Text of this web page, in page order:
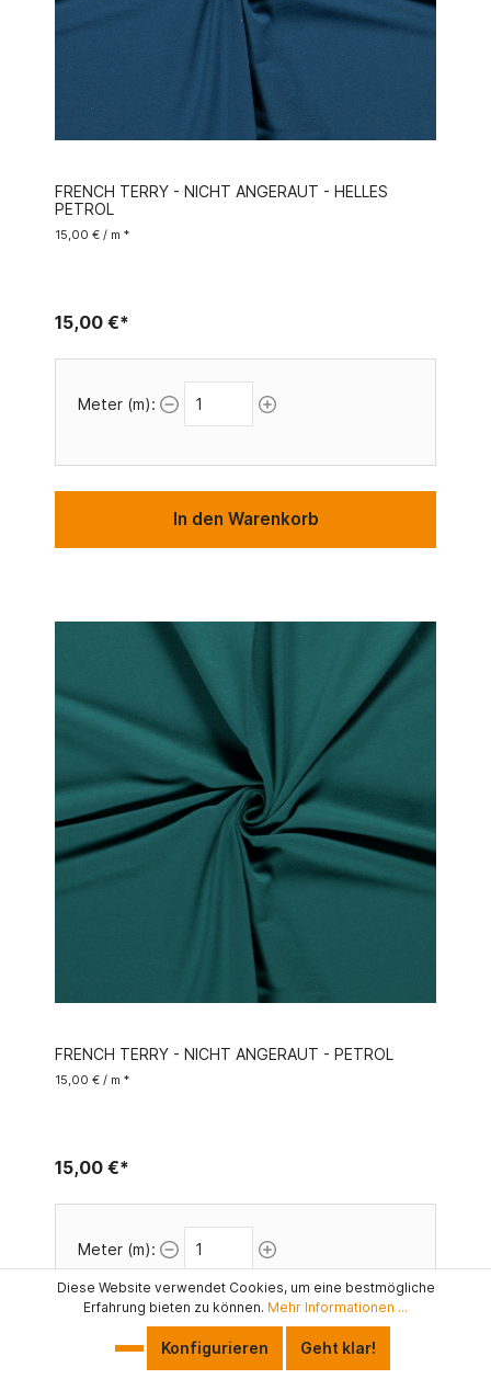
FRENCH TERRY - NICHT ANGERAUT - HELLES
PETROL
15,00 € / m *
15,00 €*
Meter (m):
In den Warenkorb
FRENCH TERRY - NICHT ANGERAUT - PETROL
15,00 € / m *
15,00 €*
Meter (m):
In den Warenkorb
Diese Website verwendet Cookies, um eine bestmögliche
Erfahrung bieten zu können. Mehr Informationen ...
Konfigurieren Geht klar!